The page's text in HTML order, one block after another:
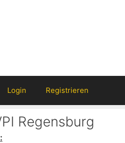
Login Registrieren
Regensburg